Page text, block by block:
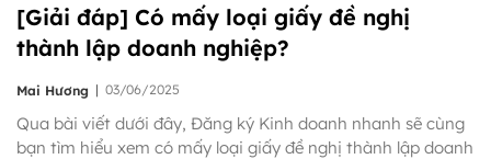
[Giải đáp] Có mấy loại giấy đề nghị
thành lập doanh nghiệp?
Mai Hương | 03/06/2025
Qua bài viết dưới đây, Đăng ký Kinh doanh nhanh sẽ cùng
bạn tìm hiểu xem có mấy loại giấy đề nghị thành lập doanh